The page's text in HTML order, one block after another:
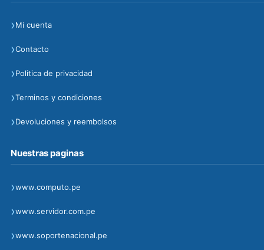
›Mi cuenta
›Contacto
›Politica de privacidad
›Terminos y condiciones
›Devoluciones y reembolsos
Nuestras paginas
›www.computo.pe
›www.servidor.com.pe
›www.soportenacional.pe